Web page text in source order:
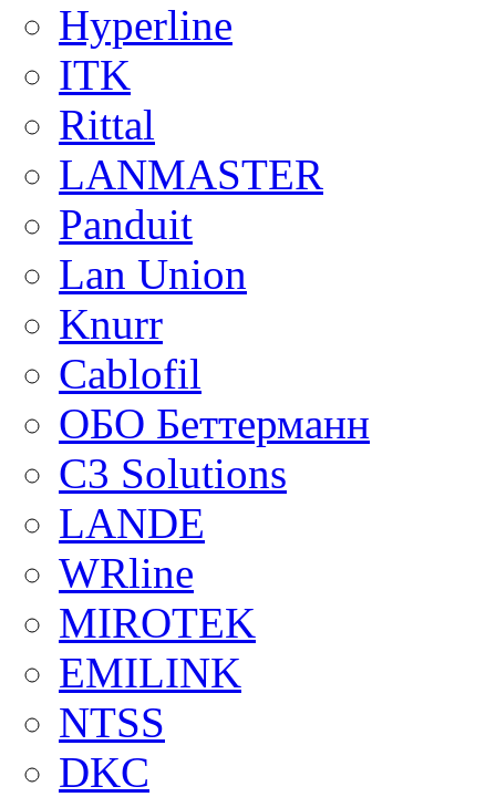
Hyperline
ITK
Rittal
LANMASTER
Panduit
Lan Union
Knurr
Cablofil
ОБО Беттерманн
C3 Solutions
LANDE
WRline
MIROTEK
EMILINK
NTSS
DKC